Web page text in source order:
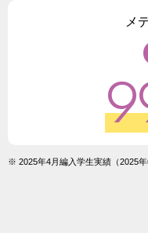
メ
※ 2025年4月編入学生実績（2025年